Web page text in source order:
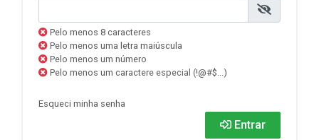
Pelo menos 8 caracteres
Pelo menos uma letra maiúscula
Pelo menos um número
Pelo menos um caractere especial (!@#$...)
Esqueci minha senha
Entrar